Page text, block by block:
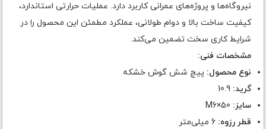
نیروگاه‌ها و پروژه‌های عمرانی کاربرد دارد. عملیات حرارتی استاندارد،
کیفیت ساخت بالا و دوام طولانی، عملکرد مطمئن این محصول را در
شرایط کاری سخت تضمین می‌کند.
مشخصات فنی:
نوع محصول: پیچ شش گوش خشکه
گرید: 10.9
سایز:
قطر رزوه: 6 میلی‌متر